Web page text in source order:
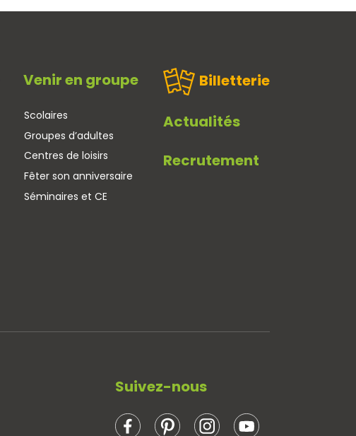
Venir en groupe
Scolaires
Groupes d’adultes
Centres de loisirs
Fêter son anniversaire
Séminaires et CE
Billetterie
Actualités
Recrutement
Suivez-nous